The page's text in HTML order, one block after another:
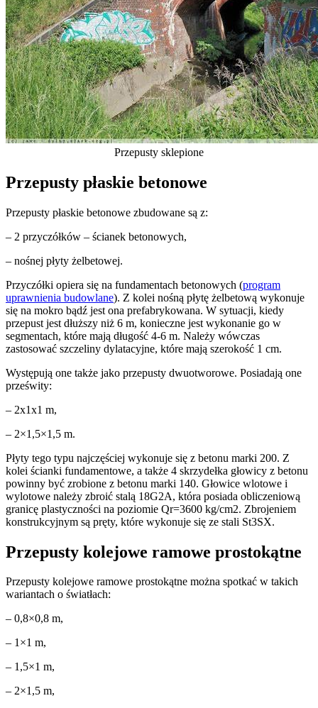
Przepusty sklepione
Przepusty płaskie betonowe
Przepusty płaskie betonowe zbudowane są z:
– 2 przyczółków – ścianek betonowych,
– nośnej płyty żelbetowej.
Przyczółki opiera się na fundamentach betonowych (program
uprawnienia budowlane). Z kolei nośną płytę żelbetową wykonuje
się na mokro bądź jest ona prefabrykowana. W sytuacji, kiedy
przepust jest dłuższy niż 6 m, konieczne jest wykonanie go w
segmentach, które mają długość 4-6 m. Należy wówczas
zastosować szczeliny dylatacyjne, które mają szerokość 1 cm.
Występują one także jako przepusty dwuotworowe. Posiadają one
prześwity:
– 2x1x1 m,
– 2×1,5×1,5 m.
Płyty tego typu najczęściej wykonuje się z betonu marki 200. Z
kolei ścianki fundamentowe, a także 4 skrzydełka głowicy z betonu
powinny być zrobione z betonu marki 140. Głowice wlotowe i
wylotowe należy zbroić stalą 18G2A, która posiada obliczeniową
granicę plastyczności na poziomie Qr=3600 kg/cm2. Zbrojeniem
konstrukcyjnym są pręty, które wykonuje się ze stali St3SX.
Przepusty kolejowe ramowe prostokątne
Przepusty kolejowe ramowe prostokątne można spotkać w takich
wariantach o światłach:
– 0,8×0,8 m,
– 1×1 m,
– 1,5×1 m,
– 2×1,5 m,